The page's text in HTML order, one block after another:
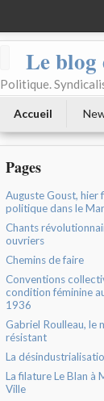
Le blog
Politique.
Accueil
Pages
Auguste Goust, hier
politique dans le
Chants
ouvriers
Chemins de faire
Conventions
condition féminine
1936
Gabriel Roulleau, le
résistant
La
La filature Le Blan à
Ville